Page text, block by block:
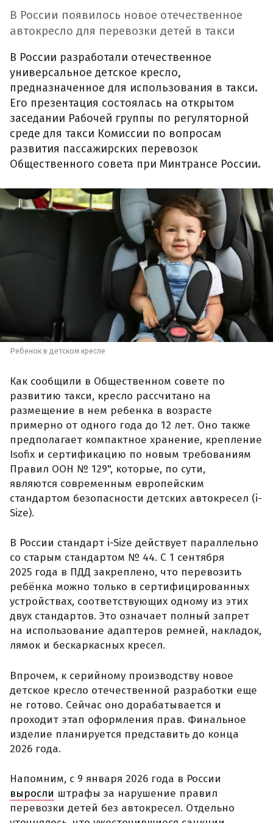
В России появилось новое отечественное
автокресло для перевозки детей в такси
В России разработали отечественное
универсальное детское кресло,
предназначенное для использования в такси.
Его презентация состоялась на открытом
заседании Рабочей группы по регуляторной
среде для такси Комиссии по вопросам
развития пассажирских перевозок
Общественного совета при Минтрансе России.
Ребенок в детском кресле
Как сообщили в Общественном совете по
развитию такси, кресло рассчитано на
размещение в нем ребенка в возрасте
примерно от одного года до 12 лет. Оно также
предполагает компактное хранение, крепление
Isofix и сертификацию по новым требованиям
Правил ООН № 129", которые, по сути,
являются современным европейским
стандартом безопасности детских автокресел (i-
Size).
В России стандарт i-Size действует параллельно
со старым стандартом № 44. С 1 сентября
2025 года в ПДД закреплено, что перевозить
ребёнка можно только в сертифицированных
устройствах, соответствующих одному из этих
двух стандартов. Это означает полный запрет
на использование адаптеров ремней, накладок,
лямок и бескаркасных кресел.
Впрочем, к серийному производству новое
детское кресло отечественной разработки еще
не готово. Сейчас оно дорабатывается и
проходит этап оформления прав. Финальное
изделие планируется представить до конца
2026 года.
Напомним, с 9 января 2026 года в России
выросли штрафы за нарушение правил
перевозки детей без автокресел. Отдельно